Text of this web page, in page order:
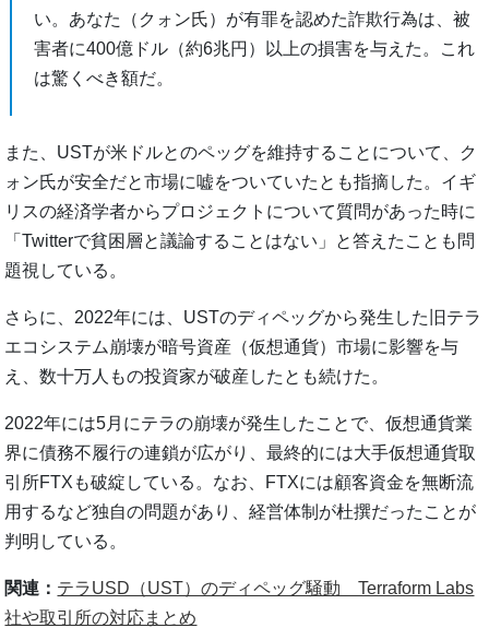
い。あなた（クォン氏）が有罪を認めた詐欺行為は、被
害者に400億ドル（約6兆円）以上の損害を与えた。これ
は驚くべき額だ。
また、USTが米ドルとのペッグを維持することについて、ク
ォン氏が安全だと市場に嘘をついていたとも指摘した。イギ
リスの経済学者からプロジェクトについて質問があった時に
「Twitterで貧困層と議論することはない」と答えたことも問
題視している。
さらに、2022年には、USTのディペッグから発生した旧テラ
エコシステム崩壊が暗号資産（仮想通貨）市場に影響を与
え、数十万人もの投資家が破産したとも続けた。
2022年には5月にテラの崩壊が発生したことで、仮想通貨業
界に債務不履行の連鎖が広がり、最終的には大手仮想通貨取
引所FTXも破綻している。なお、FTXには顧客資金を無断流
用するなど独自の問題があり、経営体制が杜撰だったことが
判明している。
関連： テラUSD（UST）のディペッグ騒動 Terraform Labs
社や取引所の対応まとめ